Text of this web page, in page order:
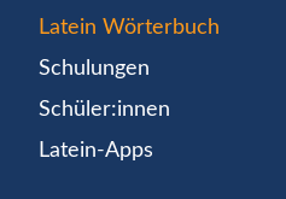
Latein Wörterbuch
Schulungen
Schüler:innen
Latein-Apps